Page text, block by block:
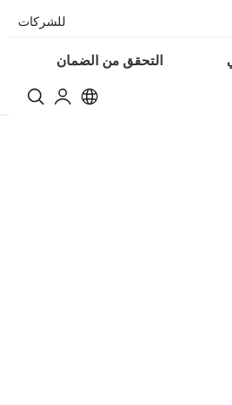
للشركات
التحقق من الضمان